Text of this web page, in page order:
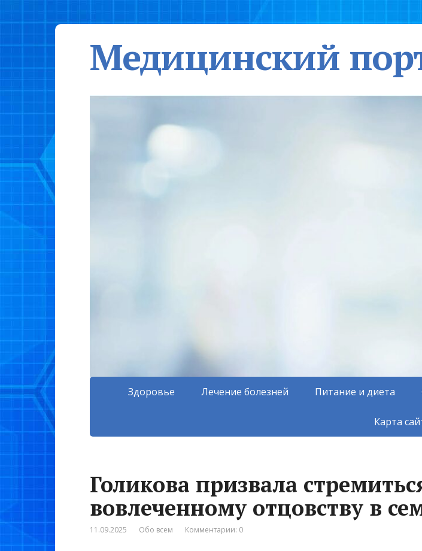
Медицинский
Здоровье Лечение болезней Питание и диета
Карта
Голикова призвала
вовлеченному отцовству в
11.09.2025 Обо всем Комментарии: 0